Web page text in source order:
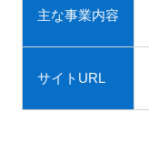
主な事業内容
サイトURL